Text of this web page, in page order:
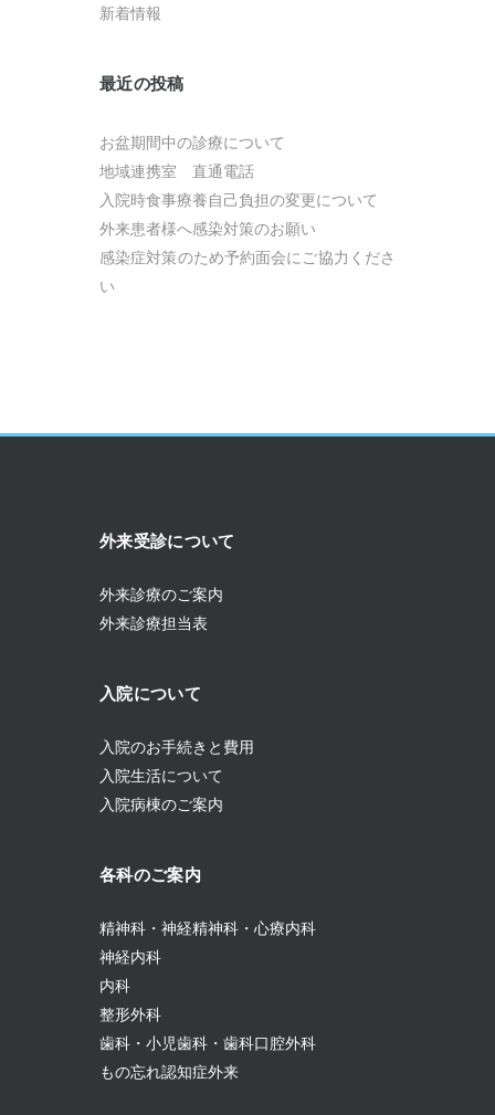
新着情報
最近の投稿
お盆期間中の診療について
地域連携室 直通電話
入院時食事療養自己負担の変更について
外来患者様へ感染対策のお願い
感染症対策のため予約面会にご協力くださ
い
外来受診について
外来診療のご案内
外来診療担当表
入院について
入院のお手続きと費用
入院生活について
入院病棟のご案内
各科のご案内
精神科・神経精神科・心療内科
神経内科
内科
整形外科
歯科・小児歯科・歯科口腔外科
もの忘れ認知症外来